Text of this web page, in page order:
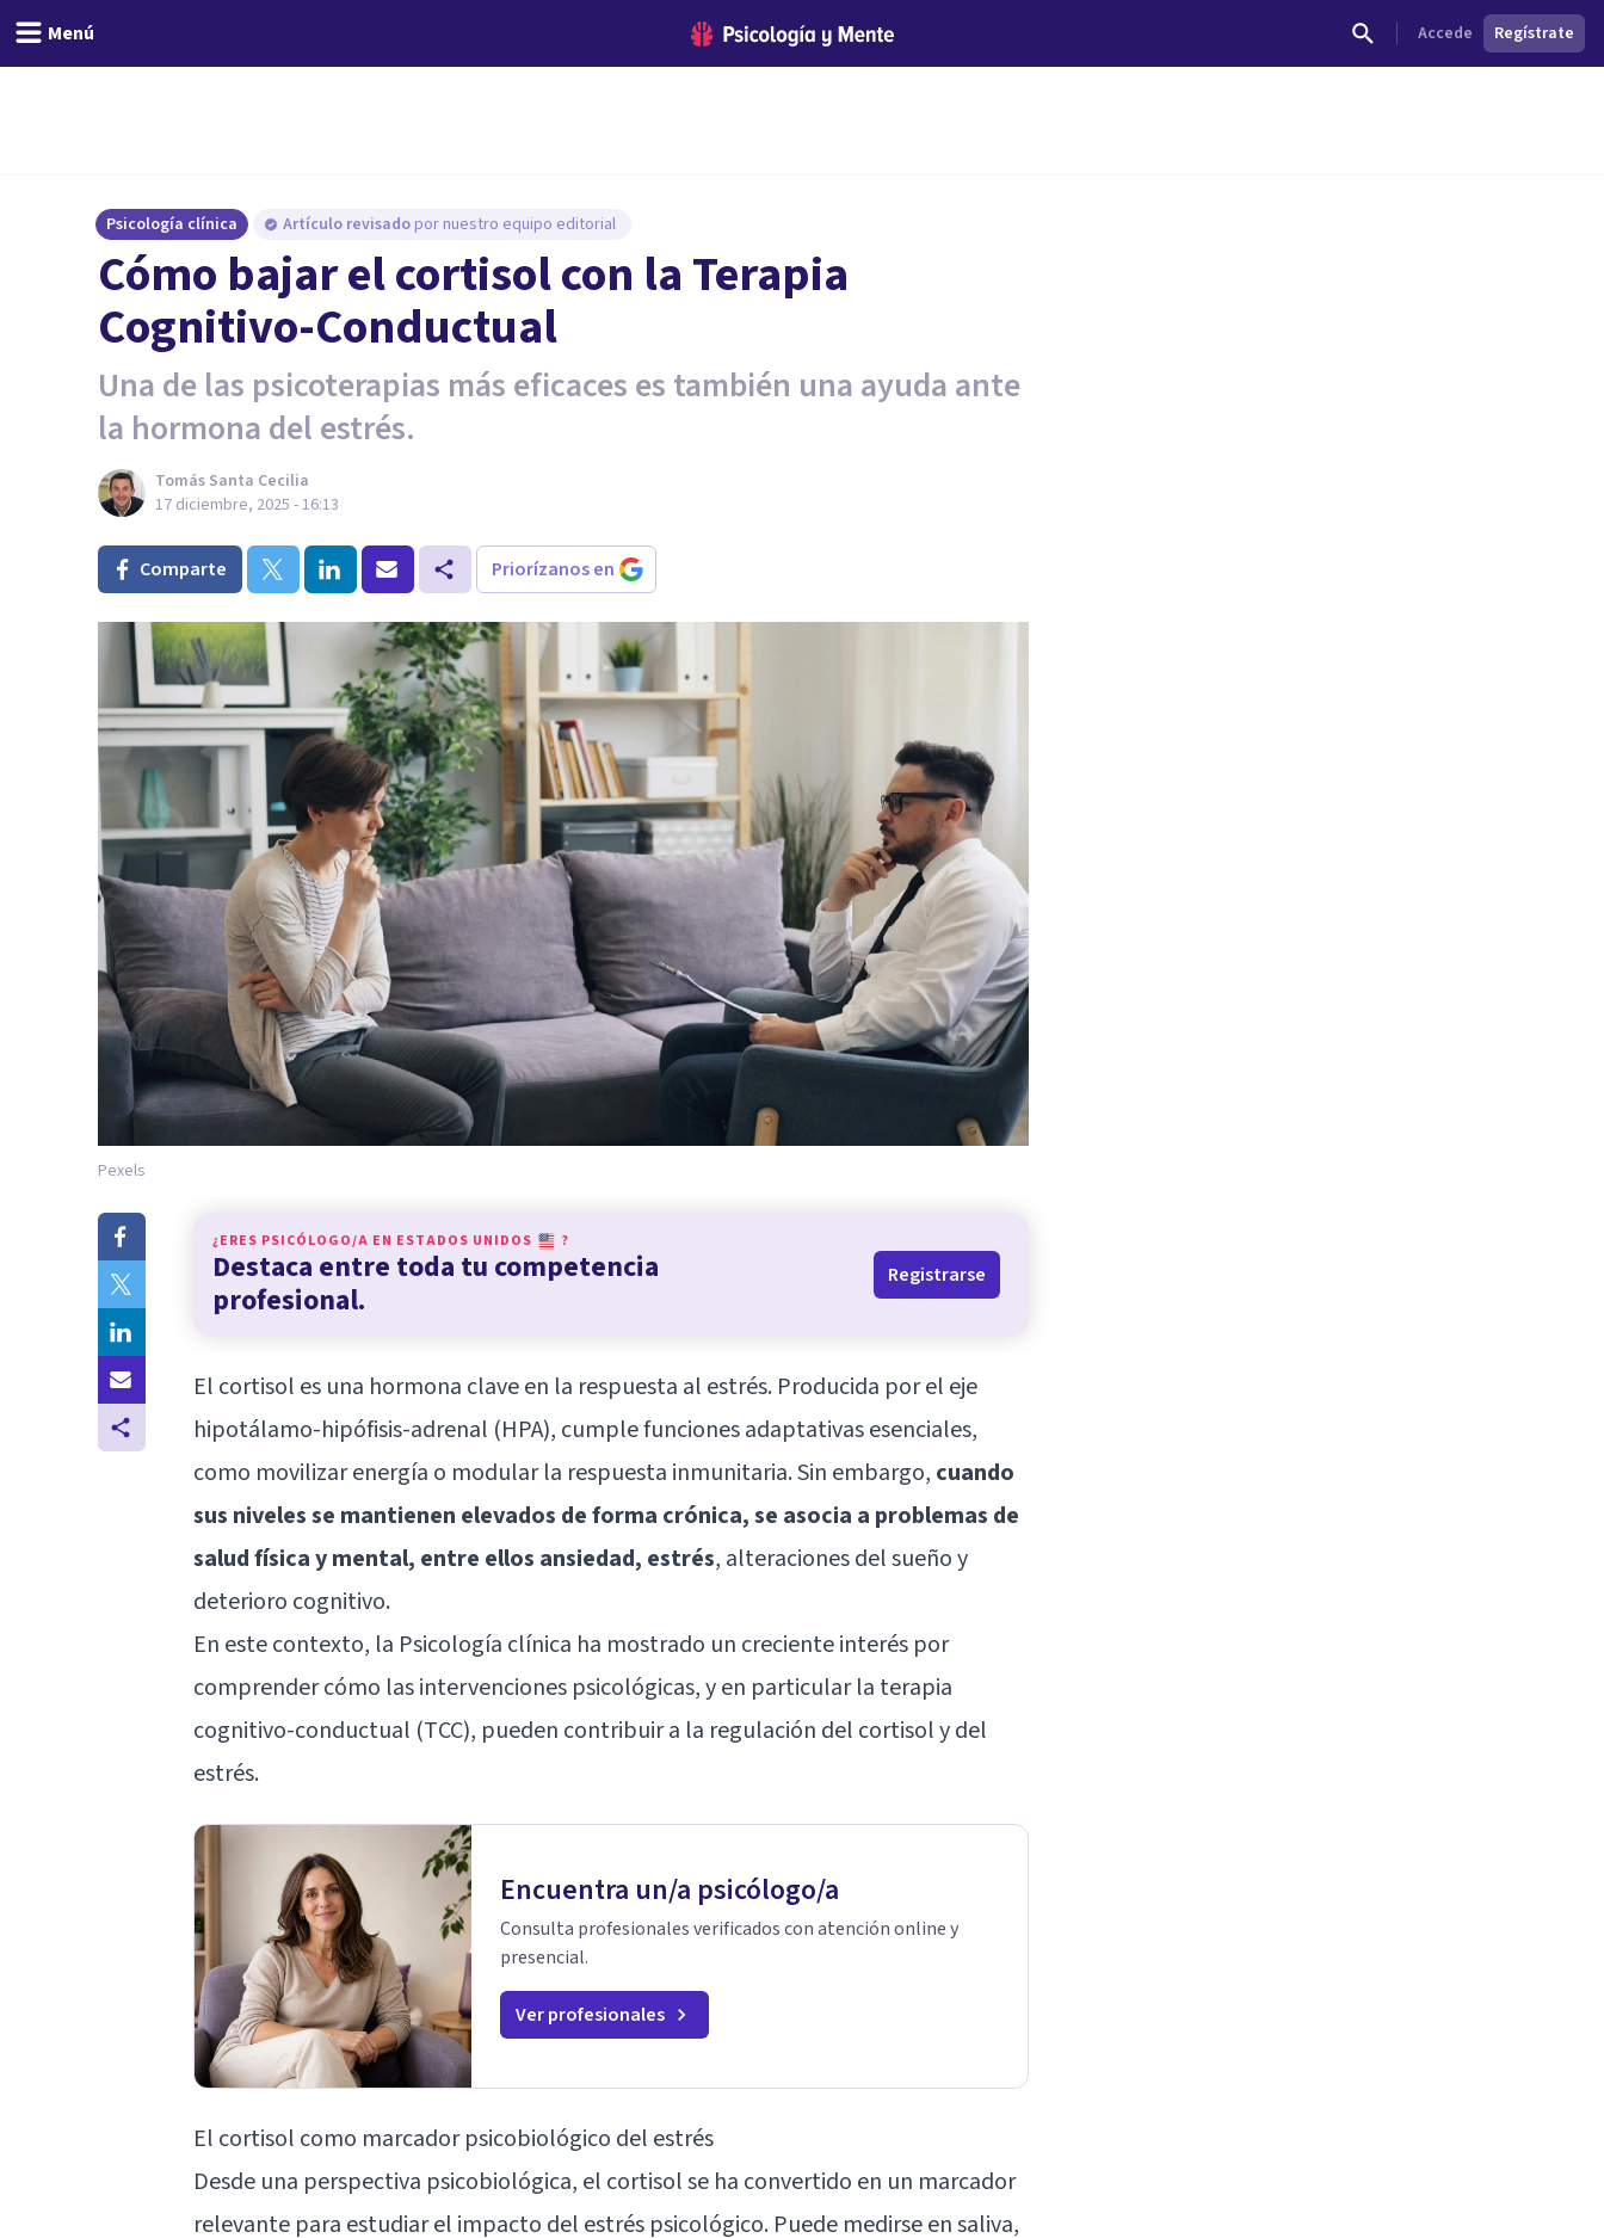
Menú Accede Regístrate
Psicología clínica Artículo revisado por nuestro equipo editorial
Cómo bajar el cortisol con la Terapia
Cognitivo-Conductual
Una de las psicoterapias más eficaces es también una ayuda ante
la hormona del estrés.
Tomás Santa Cecilia
17 diciembre, 2025 - 16:13
Comparte Priorízanos en
Pexels
¿ERES PSICÓLOGO/A EN ESTADOS UNIDOS ?
Destaca entre toda tu competencia
profesional.
Registrarse
El cortisol es una hormona clave en la respuesta al estrés. Producida por el eje
hipotálamo-hipófisis-adrenal (HPA), cumple funciones adaptativas esenciales,
como movilizar energía o modular la respuesta inmunitaria. Sin embargo, cuando
sus niveles se mantienen elevados de forma crónica, se asocia a problemas de
salud física y mental, entre ellos ansiedad, estrés, alteraciones del sueñoy
deterioro cognitivo.
En este contexto, la Psicología clínica ha mostrado un creciente interés por
comprender cómo las intervenciones psicológicas, y en particular la terapia
cognitivo-conductual (TCC), pueden contribuir a la regulación del cortisol y del
estrés.
Encuentra un/a psicólogo/a
Consulta profesionales verificados con atención online y
presencial.
Ver profesionales
El cortisol como marcador psicobiológico del estrés
Desde una perspectiva psicobiológica, el cortisol se ha convertido en un marcador
relevante para estudiar el impacto del estrés psicológico. Puede medirse en saliva,